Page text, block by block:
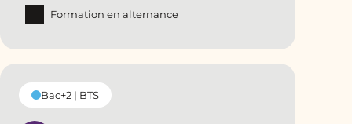
Formation en alternance
Bac+2 | BTS